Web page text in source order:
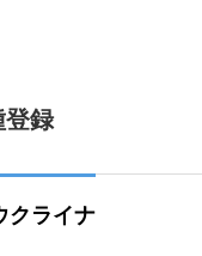
登録
クライナ